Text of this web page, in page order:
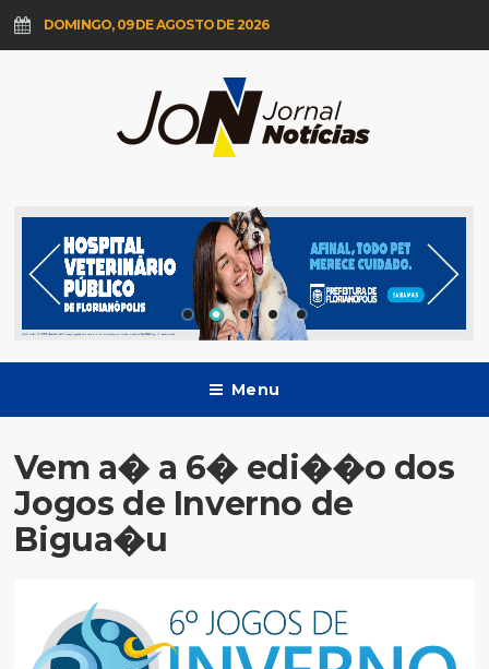
DOMINGO, 09 DE AGOSTO DE 2026
Menu
Vem a� a 6� edi��o dos
Jogos de Inverno de
Bigua�u